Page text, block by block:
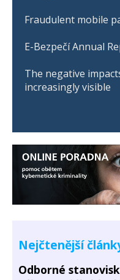
Fraudulent mobile
E-Bezpečí Annual
The negative
increasingly visible
Nejčtenější
Odborné